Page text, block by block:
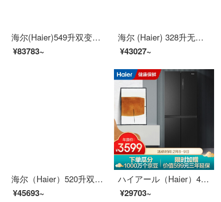
海尔(Haier)549升双变频风冷无霜多门四门冰箱+10KG直驱变频BlingBling彩装机滚筒洗衣机全自动
¥83783~
海尔 (Haier) 328升无霜变频四门冰箱多门+滚筒洗衣机全自动高温除菌微蒸汽除螨洗烘一体
¥43027~
海尔（Haier）520升双变频风冷无霜对开门双开门冰箱+10KG变频滚筒洗衣机全自动智能投放香薰洗
¥45693~
ハイアール（Haier）401リットルダブル周波数変换风冷无霜多门四门十字门冷蔵库DEO正味冷蔵三段変温マット抗菌パネル90°开门BCD-401 WBPZU 1
¥29703~